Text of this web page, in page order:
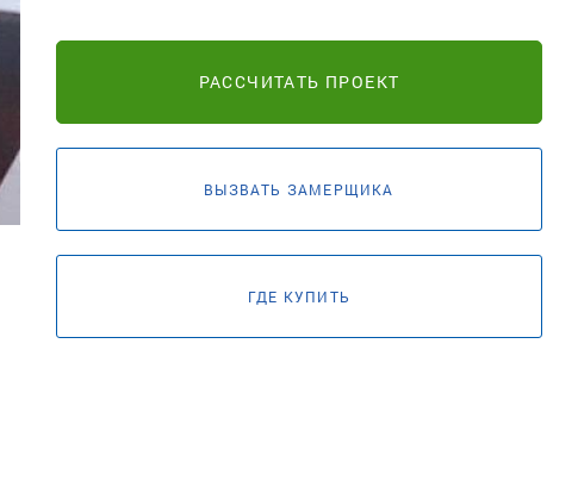
РАССЧИТАТЬ ПРОЕКТ
ВЫЗВАТЬ ЗАМЕРЩИКА
ГДЕ КУПИТЬ